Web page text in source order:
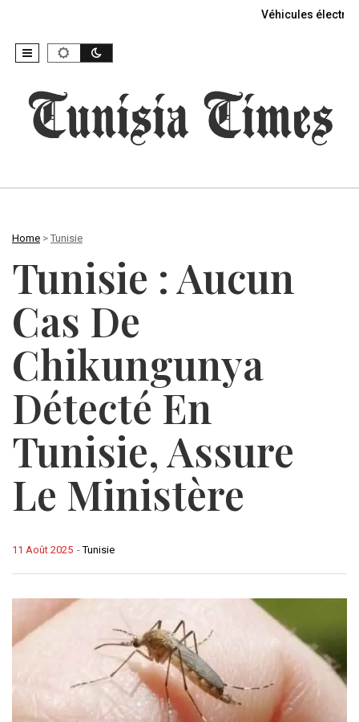
Véhicules
Home > Tunisie
Tunisie : Aucun
Cas De
Chikungunya
Détecté En
Tunisie, Assure
Le Ministère
-Tunisie
11 Août 2025